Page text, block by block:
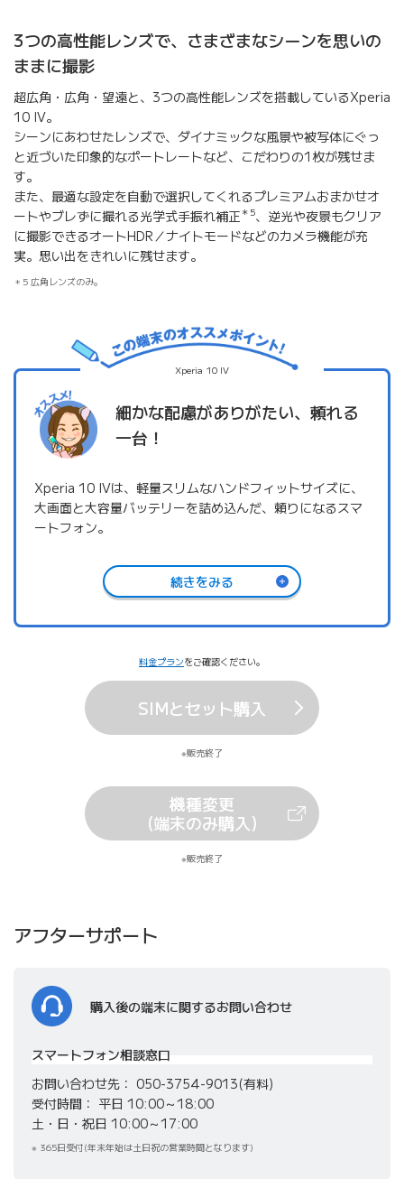
3つの高性能レンズで、さまざまなシーンを思いの
ままに撮影
超広角・広角・望遠と、3つの高性能レンズを搭載しているXperia
10 IV。
シーンにあわせたレンズで、ダイナミックな風景や被写体にぐっ
と近づいた印象的なポートレートなど、こだわりの1枚が残せま
す。
また、最適な設定を自動で選択してくれるプレミアムおまかせオ
ートやブレずに撮れる光学式手振れ補正 ＊5、逆光や夜景もクリア
に撮影できるオートHDR／ナイトモードなどのカメラ機能が充
実。思い出をきれいに残せます。
5 広角レンズのみ。
Xperia 10 IV
細かな配慮がありがたい、頼れる
一台！
Xperia 10 IVは、軽量スリムなハンドフィットサイズに、
大画面と大容量バッテリーを詰め込んだ、頼りになるスマ
ートフォン。
また、手が小さい私は、これ以上の太さや厚みがあると落
もお気に入り。
ブラック色は、オンオフどちらでも使いやすそう！
さらに、防水＊1におサイフケータイに指紋認証と、あると
ありがたい機能搭載！毎日使うものだから、この心配りが
うれしいですよね。
の新スタンダードスマホで快適なスマホライフ
1 IPX5/8の防水機能。
続きをみる
料金プランをご確認ください。
SIMとセット購入
販売終了
機種変更
(端末のみ購入)（新しいタブで開きます）
販売終了
アフターサポート
購入後の端末に関するお問い合わせ
スマートフォン相談窓口
お問い合わせ先
050-3754-9013(有料)
受付時間
平日 10:00～18:00
土・日・祝日 10:00～17:00
365日受付(年末年始は土日祝の営業時間となります)